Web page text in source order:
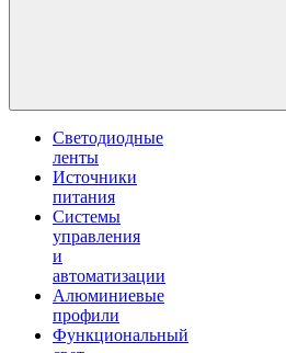
Светодиодные
ленты
Источники
питания
Системы
управления
и
автоматизации
Алюминиевые
профили
Функциональный